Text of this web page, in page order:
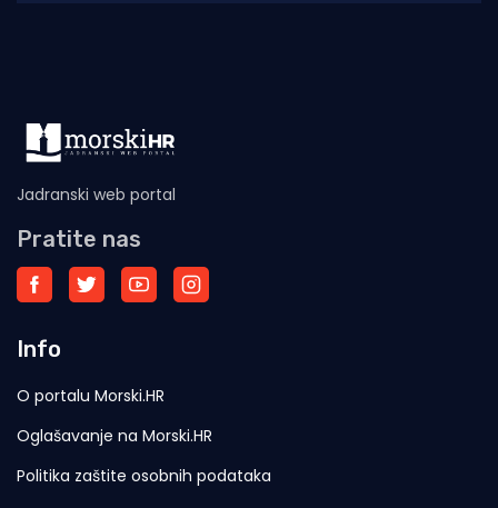
Jadranski web portal
Pratite nas
Info
O portalu Morski.HR
Oglašavanje na Morski.HR
Politika zaštite osobnih podataka